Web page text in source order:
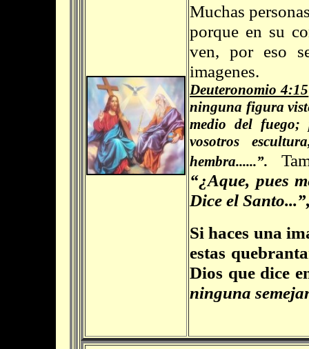
Muchas
porque en su
ven, por eso
imagenes.
Deuteronomio 4:15
ninguna figura
medio del
vosotros
hembra......”.
“¿Aque, pues
Dice el
Si haces una
estas
Dios que dice
ninguna